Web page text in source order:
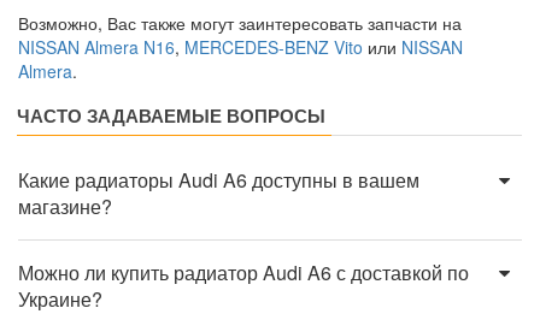
Возможно, Вас также могут заинтересовать запчасти на
NISSAN Almera N16, MERCEDES-BENZ Vito или NISSAN
Almera.
ЧАСТО ЗАДАВАЕМЫЕ ВОПРОСЫ
Какие радиаторы Audi A6 доступны в вашем
магазине?
Можно ли купить радиатор Audi A6 с доставкой по
Украине?